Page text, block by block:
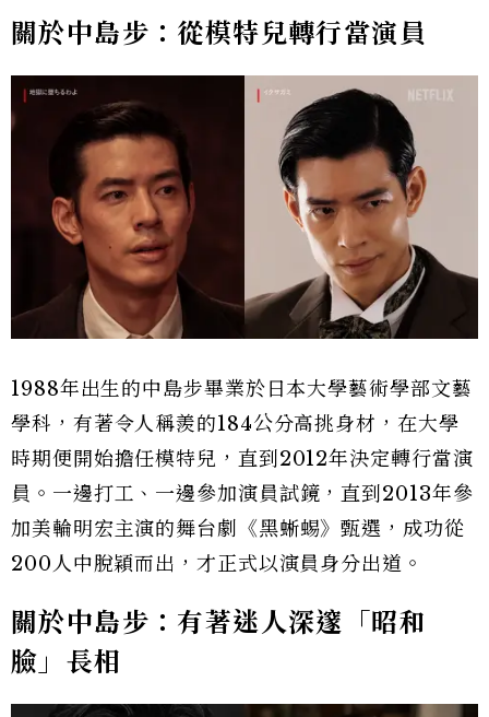
關於中島步：從模特兒轉行當演員
1988年出生的中島步畢業於日本大學藝術學部文藝
學科，有著令人稱羨的184公分高挑身材，在大學
時期便開始擔任模特兒，直到2012年決定轉行當演
員。一邊打工、一邊參加演員試鏡，直到2013年參
加美輪明宏主演的舞台劇《黑蜥蜴》甄選，成功從
200人中脫穎而出，才正式以演員身分出道。
關於中島步：有著迷人深邃「昭和
臉」長相